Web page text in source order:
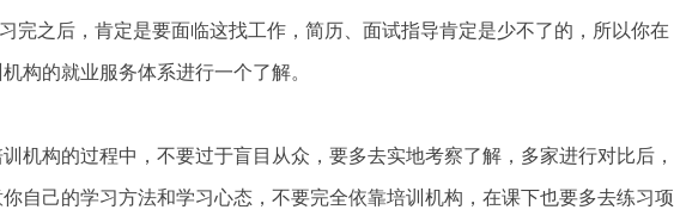
完之后，肯定是要面临这找工作，简历、面试指导肯定是少不了的，所以你在
构的就业服务体系进行一个了解。
机构的过程中，不要过于盲目从众，要多去实地考察了解，多家进行对比后，
自己的学习方法和学习心态，不要完全依靠培训机构，在课下也要多去练习项